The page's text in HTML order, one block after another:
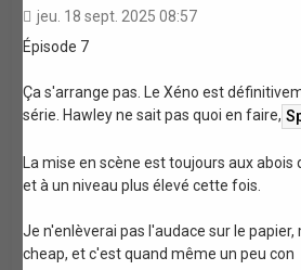
jeu. 18 sept. 2025 08:57
Épisode 7
Ça s'arrange pas. Le Xéno est
série. Hawley ne sait pas quoi en faire,
La mise en scène est toujours aux abois
et à un niveau plus élevé cette fois.
Je n'enlèverai pas l'audace sur le
cheap, et c'est quand même un peu con